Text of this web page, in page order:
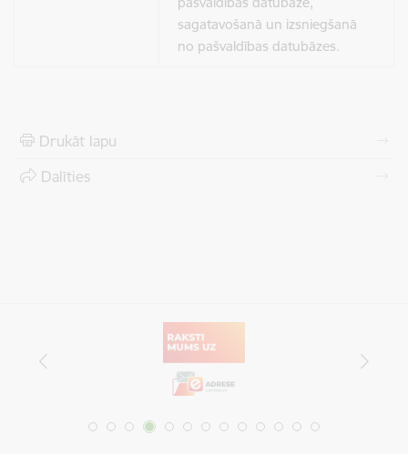
sagatavošanā un izsniegšanā
no pašvaldības datubāzes.
Drukāt lapu
Dalīties